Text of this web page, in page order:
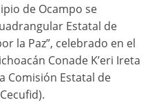
de Ocampo se
Estatal de
la Paz”, celebrado en el
Conade K’eri Ireta
Comisión Estatal de